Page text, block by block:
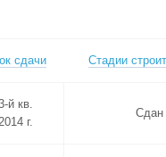
сдачи Стадии
й кв.
2014 г.
Сдан